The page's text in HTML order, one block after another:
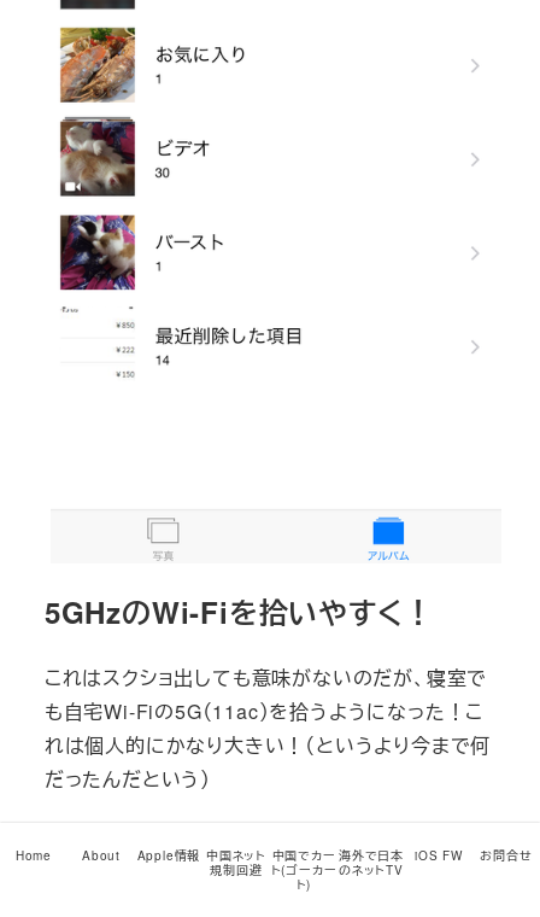
5GHzのWi-Fiを拾いやすく！
これはスクショ出しても意味がないのだが、寝室で
も自宅Wi-Fiの5G（11ac）を拾うようになった！こ
れは個人的にかなり大きい！（というより今まで何
だったんだという）
Visited 169 times, 1 visit(s) today
Home About Apple情報 中国ネット
規制回避
中国でカー
ト(ゴーカー
ト)
海外で日本
のネットTV
iOS FW お問合せ